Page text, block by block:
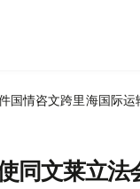
国情咨文跨里海国际运
同文莱立法